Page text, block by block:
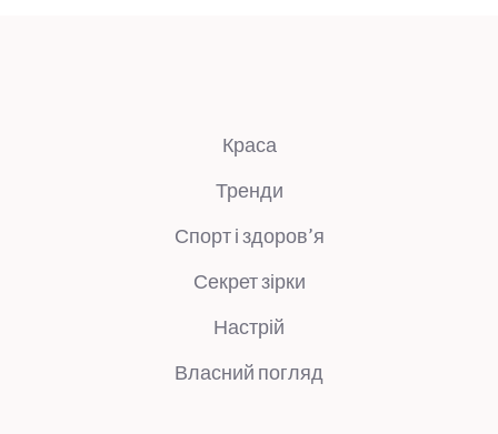
Краса
Тренди
Спорт і здоров’я
Секрет зірки
Настрій
Власний погляд